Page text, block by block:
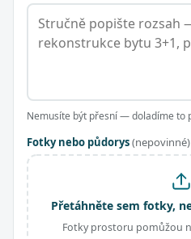
Nemusíte být přesní — doladíme to
Fotky nebo půdorys(nepovinné)
Přetáhněte sem fotky,
Fotky prostoru pomůžou